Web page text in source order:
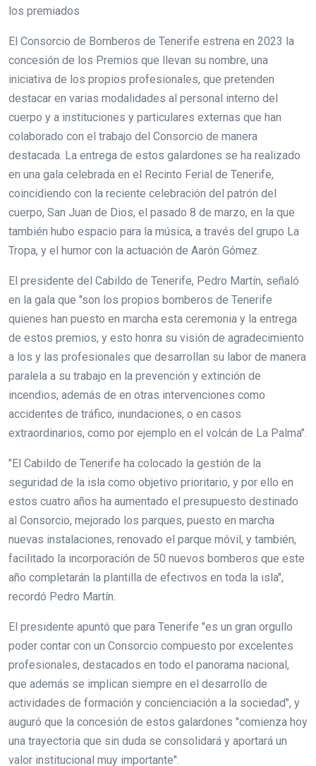
los premiados
El Consorcio de Bomberos de Tenerife estrena en 2023 la
concesión de los Premios que llevan su nombre, una
iniciativa de los propios profesionales, que pretenden
destacar en varias modalidades al personal interno del
cuerpo y a instituciones y particulares externas que han
colaborado con el trabajo del Consorcio de manera
destacada. La entrega de estos galardones se ha realizado
en una gala celebrada en el Recinto Ferial de Tenerife,
coincidiendo con la reciente celebración del patrón del
cuerpo, San Juan de Dios, el pasado 8 de marzo, en la que
también hubo espacio para la música, a través del grupo La
Tropa, y el humor con la actuación de Aarón Gómez.
El presidente del Cabildo de Tenerife, Pedro Martín, señaló
en la gala que "son los propios bomberos de Tenerife
quienes han puesto en marcha esta ceremonia y la entrega
de estos premios, y esto honra su visión de agradecimiento
a los y las profesionales que desarrollan su labor de manera
paralela a su trabajo en la prevención y extinción de
incendios, además de en otras intervenciones como
accidentes de tráfico, inundaciones, o en casos
extraordinarios, como por ejemplo en el volcán de La Palma".
"El Cabildo de Tenerife ha colocado la gestión de la
seguridad de la isla como objetivo prioritario, y por ello en
estos cuatro años ha aumentado el presupuesto destinado
al Consorcio, mejorado los parques, puesto en marcha
nuevas instalaciones, renovado el parque móvil, y también,
facilitado la incorporación de 50 nuevos bomberos que este
año completarán la plantilla de efectivos en toda la isla",
recordó Pedro Martín.
El presidente apuntó que para Tenerife "es un gran orgullo
poder contar con un Consorcio compuesto por excelentes
profesionales, destacados en todo el panorama nacional,
que además se implican siempre en el desarrollo de
actividades de formación y concienciación a la sociedad", y
auguró que la concesión de estos galardones "comienza hoy
una trayectoria que sin duda se consolidará y aportará un
valor institucional muy importante".